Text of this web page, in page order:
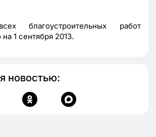
благоустроительных работ
1 сентября 2013.
новостью: